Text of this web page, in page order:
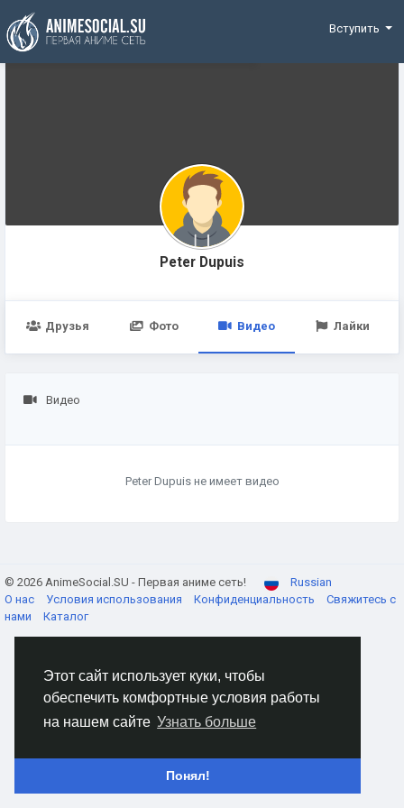
Этот сайт использует куки, чтобы
обеспечить комфортные условия работы
на нашем сайте Узнать больше
Понял!
Funding
Вступить
Peter Dupuis
Друзья Фото Видео Лайки
Видео
Peter Dupuis не имеет видео
© 2026 AnimeSocial.SU - Первая аниме сеть!
Russian
О нас
Условия использования Конфиденциальность
Свяжитесь с
нами
Каталог